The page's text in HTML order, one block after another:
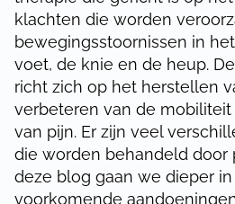
klachten die worden
bewegingsstoornissen in
voet, de knie en de heup.
richt zich op het herstellen
verbeteren van de
van pijn. Er zijn veel
die worden behandeld door
deze blog gaan we dieper
voorkomende